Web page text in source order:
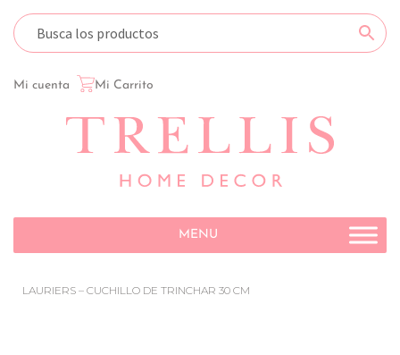
Mi cuenta Mi Carrito
MENU
LAURIERS – CUCHILLO DE TRINCHAR 30 CM